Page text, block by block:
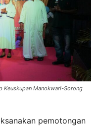
Keuskupan Manokwari-Sorong
pemotongan